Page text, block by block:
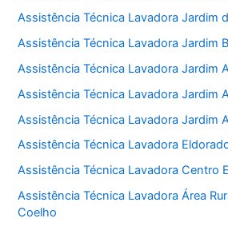
Assistência Técnica Lavadora Jardim
Assistência Técnica Lavadora Jardim
Assistência Técnica Lavadora Jardim
Assistência Técnica Lavadora Jardim
Assistência Técnica Lavadora Jardim
Assistência Técnica Lavadora
Assistência Técnica Lavadora Centro
Assistência Técnica Lavadora Área
Coelho